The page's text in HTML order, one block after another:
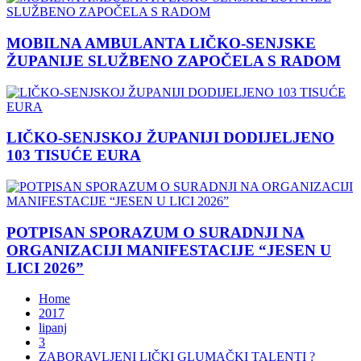
MOBILNA AMBULANTA LIČKO-SENJSKE
ŽUPANIJE SLUŽBENO ZAPOČELA S RADOM
LIČKO-SENJSKOJ ŽUPANIJI DODIJELJENO
103 TISUĆE EURA
POTPISAN SPORAZUM O SURADNJI NA
ORGANIZACIJI MANIFESTACIJE “JESEN U
LICI 2026”
Home
2017
lipanj
3
ZABORAVLJENI LIČKI GLUMAČKI TALENTI ?